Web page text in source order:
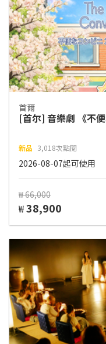
首爾
[首尔] 音樂劇 《不
新品 3,018次點閱
2026-08-07起可使用
₩ 66,000
₩38,900